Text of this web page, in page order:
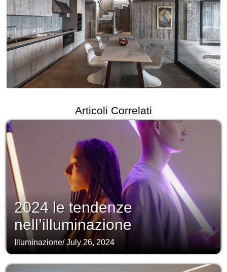
Articoli Correlati
2024 le tendenze
nell’illuminazione
Illuminazione/July 26, 2024